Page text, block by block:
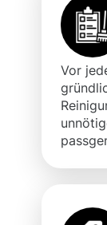
Vor